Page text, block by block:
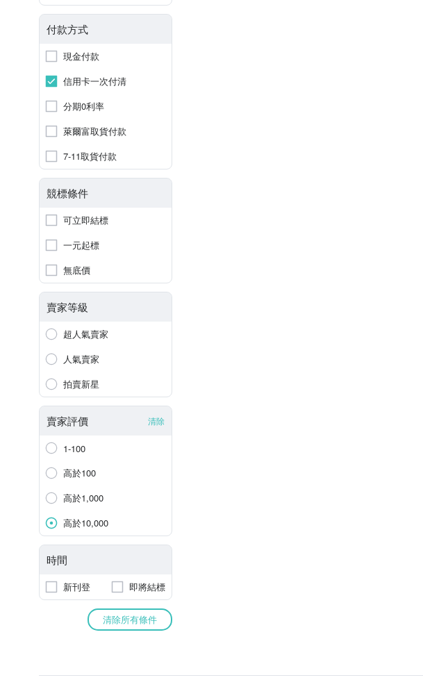
付款方式
現金付款
信用卡一次付清
分期0利率
萊爾富取貨付款
7-11取貨付款
競標條件
可立即結標
一元起標
無底價
賣家等級
超人氣賣家
人氣賣家
拍賣新星
賣家評價 清除
1-100
高於100
高於1,000
高於10,000
時間
新刊登 即將結標
清除所有條件